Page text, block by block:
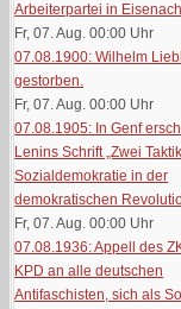
Arbeiterpartei in
Fr, 07. Aug. 00:00 Uhr
07.08.1900: Wilhelm
gestorben.
Fr, 07. Aug. 00:00 Uhr
07.08.1905: In Genf
Lenins Schrift „Zwei
Sozialdemokratie in der
demokratischen
Fr, 07. Aug. 00:00 Uhr
07.08.1936: Appell des
KPD an alle deutschen
Antifaschisten, sich als